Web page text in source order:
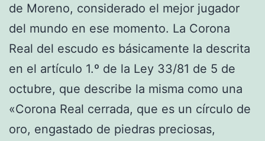
de Moreno, considerado el mejor jugador
del mundo en ese momento. La Corona
Real del escudo es básicamente la descrita
en el artículo 1.º de la Ley 33/81 de 5 de
octubre, que describe la misma como una
«Corona Real cerrada, que es un círculo de
oro, engastado de piedras preciosas,